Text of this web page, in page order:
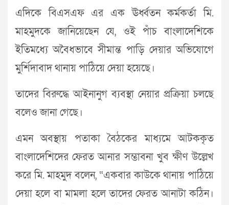
এদিকে বিএসএফ এর এক ঊর্ধ্বতন কর্মকর্তা মি.
মাহমুদকে জানিয়েছেন যে, ওই পাঁচ বাংলাদেশিকে
ইতিমধ্যে অবৈধভাবে সীমান্ত পাড়ি দেয়ার অভিযোগে
মুর্শিদাবাদ থানায় পাঠিয়ে দেয়া হয়েছে।
তাদের বিরুদ্ধে আইনানুগ ব্যবস্থা নেয়ার প্রক্রিয়া চলছে
বলেও জানা গেছে।
এমন অবস্থায় পতাকা বৈঠকের মাধ্যমে আটককৃত
বাংলাদেশিদের ফেরত আনার সম্ভাবনা খুব ক্ষীণ উল্লেখ
করে মি. মাহমুদ বলেন, “একবার কাউকে থানায় পাঠিয়ে
দেয়া হলে বা মামলা হলে তাদের ফেরত আনাটা কঠিন।